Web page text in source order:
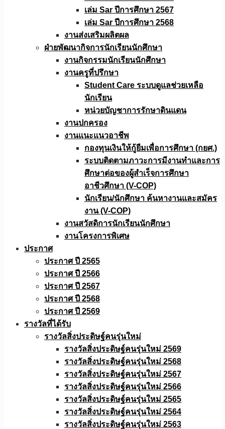
เล่ม Sar ปีการศึกษา 2567
เล่ม Sar ปีการศึกษา 2568
งานส่งเสริมผลิตผล
ฝ่ายพัฒนากิจการนักเรียนนักศึกษา
งานกิจกรรมนักเรียนนักศึกษา
งานครูที่ปรึกษา
Student Care ระบบดูแลช่วยเหลือ
นักเรียน
หน่วยบัญชาการรักษาดินแดน
งานปกครอง
งานแนะแนวอาชีพ
กองทุนเงินให้กู้ยืมเพื่อการศึกษา (กยศ.)
ระบบติดตามภาวะการมีงานทำและการ
ศึกษาต่อของผู้สำเร็จการศึกษา
อาชีวศึกษา (V-COP)
นักเรียน/นักศึกษา ค้นหางานและสมัคร
งาน (V-COP)
งานสวัสดิการนักเรียนนักศึกษา
งานโครงการพิเศษ
ประกาศ
ประกาศ ปี 2565
ประกาศ ปี 2566
ประกาศ ปี 2567
ประกาศ ปี 2568
ประกาศ ปี 2569
รางวัลที่ได้รับ
รางวัลสิ่งประดิษฐ์คนรุ่นใหม่
รางวัลสิ่งประดิษฐ์คนรุ่นใหม่ 2569
รางวัลสิ่งประดิษฐ์คนรุ่นใหม่ 2568
รางวัลสิ่งประดิษฐ์คนรุ่นใหม่ 2567
รางวัลสิ่งประดิษฐ์คนรุ่นใหม่ 2566
รางวัลสิ่งประดิษฐ์คนรุ่นใหม่ 2565
รางวัลสิ่งประดิษฐ์คนรุ่นใหม่ 2564
รางวัลสิ่งประดิษฐ์คนรุ่นใหม่ 2563